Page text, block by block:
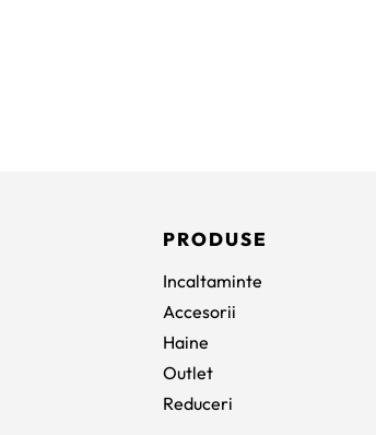
PRODUSE
Incaltaminte
Accesorii
Haine
Outlet
Reduceri